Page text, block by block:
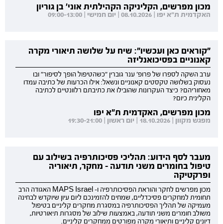
מכון מפרשים, הקליניקה הקהילתית אוני' בן גוריון
האקדמית ת"א יפו | 08.10.2026 | יום חמישי | 09:00-13:00
"קוראים כאן ועכשיו": שיח על שלושה תיאורי מקרה
קאנוניים בפסיכואנליזה
ערב השקה לספרו של פרופ' ענר גוברין "כשהטיפול הופך לסיפור" ובו
נעסוק בשלושה טקסטים קאנוניים ונשאל: אילו הכרעות של כתיבה עמדו
מאחוריהם? כיצד העקרונות שהובילו את כתיבתם רלוונטיים לכתיבה
הקלינית כיום?
מכון מפרשים, האקדמית ת"א יפו
מפגש מקוון | 18.10.2026 | יום ראשון | 19:30-21:00
מעבר לסף הידוע: תהליכי פסיכותרפיה בשילוב עם
טיפול בחומרים משני תודעה - מחקר, תיאוריה
ופרקטיקה
מכון מפרשים לחקר והוראת הפסיכותרפיה ו- MAPS Israel האגודה הרב
תחומית למחקרים פסיכדליים, שמחים להזמינכם ליום עיון שיוקדש לבחינה
מעמיקה של תהליך הפסיכותרפיה במסגרת מחקרים קליניים בטיפול
משולב חומרים משני תודעה, באמצעות שילוב של מסגרות תיאורטיות,
דיונים קליניים ותיאורי מקרה מפורטים ממחקרים קליניים.